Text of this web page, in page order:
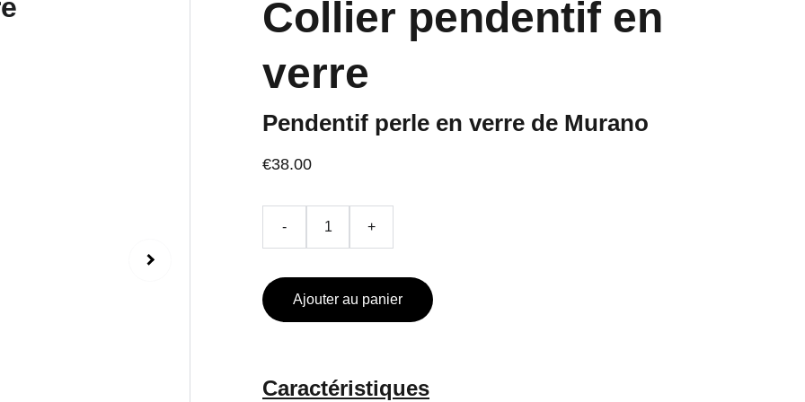
Collier pendentif en
verre
Pendentif perle en verre de Murano
€38.00
- +
Ajouter au panier
Caractéristiques